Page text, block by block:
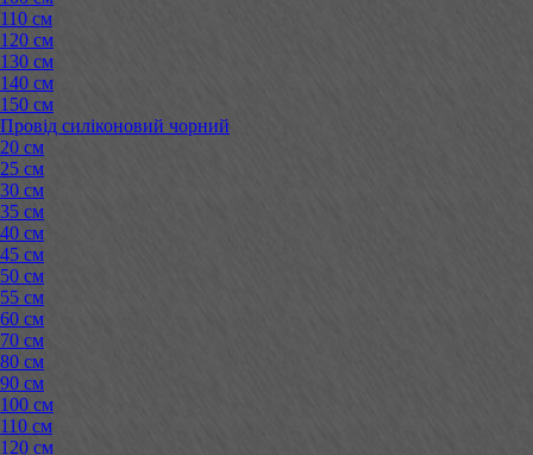
110 см
120 см
130 см
140 см
150 см
Провід силіконовий чорний
20 см
25 см
30 см
35 см
40 см
45 см
50 см
55 см
60 см
70 см
80 см
90 см
100 см
110 см
120 см